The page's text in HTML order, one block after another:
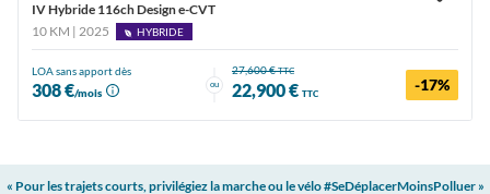
IV Hybride 116ch Design e-CVT
10 KM | 2025
HYBRIDE
LOA sans apport dès
308 €/mois
ou
27,600 €TTC
22,900 € TTC -17%
« Pour les trajets courts, privilégiez la marche ou le vélo #SeDéplacerMoinsPolluer »